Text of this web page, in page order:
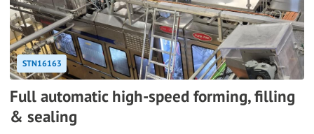
STN16163
Full automatic high-speed forming, filling
& sealing